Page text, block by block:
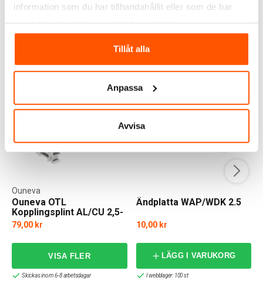
information som du har tillhandahållit eller som de har
Tillåt alla
Anpassa
Avvisa
ALTERNATIVA PRODUKTER
Ouneva OTL
Kopplingsplint AL/CU 2,5-
35mm²
Ouneva
79,00 kr
Skickas inom 6-8 arbetsdagar
Ändplatta WAP/WDK 2.5
10,00 kr
LÄGG I VARUKORG
I webblager: 100 st